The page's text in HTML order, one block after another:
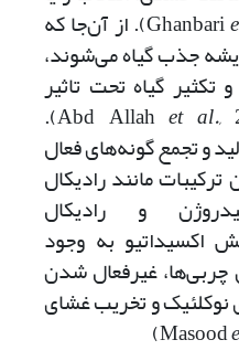
2013). از آن‌جا که
جذب گیاه می‌شوند،
گیاه تحت تاثیر
et al.,
2010).
و تجمع گونه‌های فعال
مانند رادیکال
و رادیکال
اکسیداتیو به وجود
غیرفعال شدن
نوکلئیک و تخریب غشای